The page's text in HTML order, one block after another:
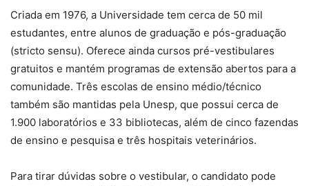
Criada em 1976, a Universidade tem cerca de 50 mil
estudantes, entre alunos de graduação e pós-graduação
(stricto sensu). Oferece ainda cursos pré-vestibulares
gratuitos e mantém programas de extensão abertos para a
comunidade. Três escolas de ensino médio/técnico
também são mantidas pela Unesp, que possui cerca de
1.900 laboratórios e 33 bibliotecas, além de cinco fazendas
de ensino e pesquisa e três hospitais veterinários.
Para tirar dúvidas sobre o vestibular, o candidato pode